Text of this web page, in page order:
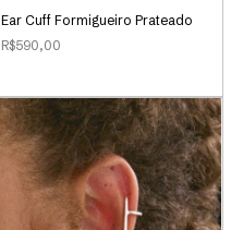
Ear Cuff Formigueiro Prateado
R$590,00